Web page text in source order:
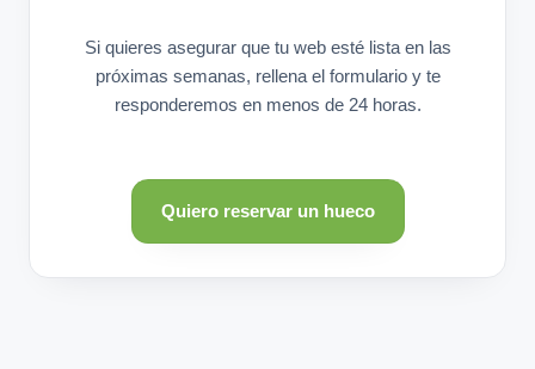
Si quieres asegurar que tu web esté lista en las
próximas semanas, rellena el formulario y te
responderemos en menos de 24 horas.
Quiero reservar un hueco